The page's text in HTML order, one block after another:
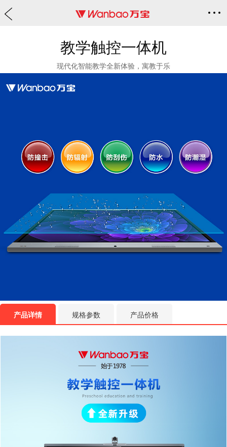
教学触控一体机
现代化智能教学全新体验，寓教于乐
产品详情 规格参数 产品价格